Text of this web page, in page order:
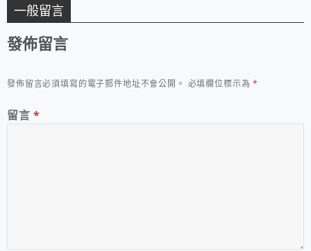
一般留言
發佈留言
發佈留言必須填寫的電子郵件地址不會公開。 必填欄位標示為*
留言 *